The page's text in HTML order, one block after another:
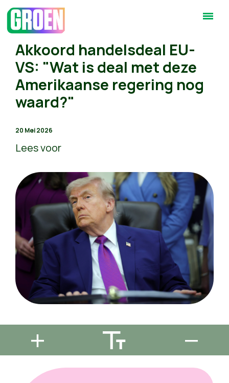
Akkoord handelsdeal EU-
VS: "Wat is deal met deze
Amerikaanse regering nog
waard?"
20 Mei 2026
Lees voor